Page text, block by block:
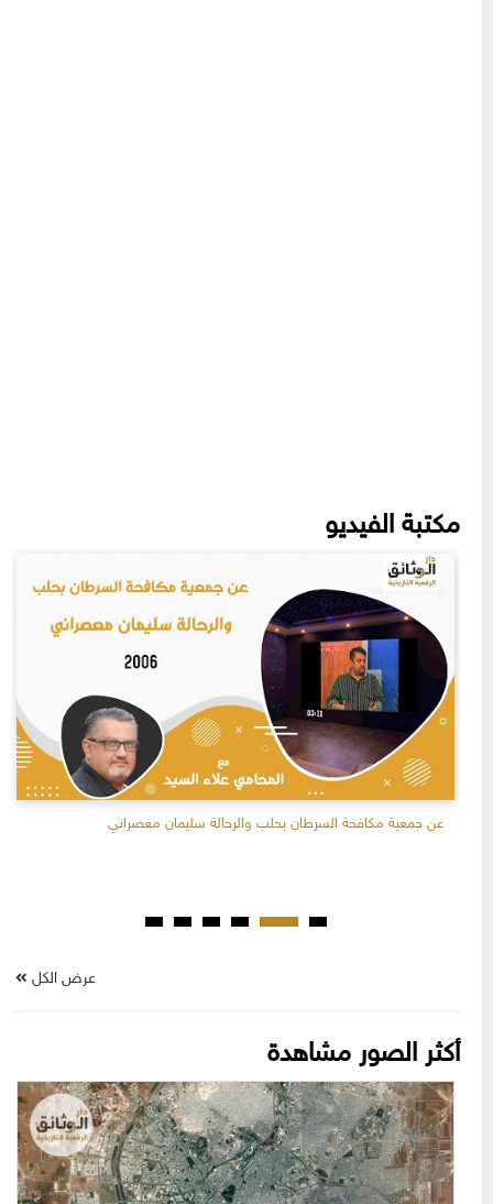
مكتبة الفيديو
عن جمعية مكافحة السرطان بحلب والرحالة سليمان معصراني
عرض الكل
أكثر الصور مشاهدة